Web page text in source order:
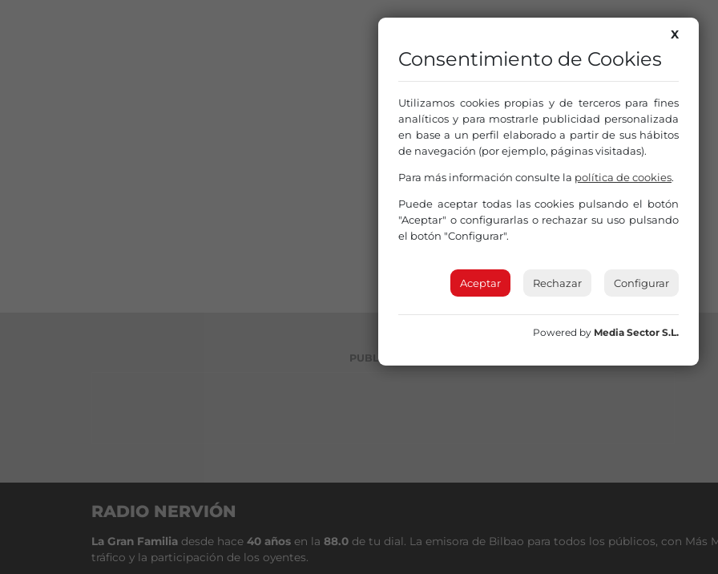
PUBLICIDAD
RADIO NERVIÓN
La Gran Familia desde hace 40 años en la 88.0 de tu dial. La emisora de Bilbao para todos los públicos, con Más
tráfico y la participación de los oyentes.
X
Consentimiento de Cookies
Utilizamos cookies propias y de terceros para fines
analíticos y para mostrarle publicidad personalizada
en base a un perfil elaborado a partir de sus hábitos
de navegación (por ejemplo, páginas visitadas).
Para más información consulte la política de cookies.
Puede aceptar todas las cookies pulsando el botón
"Aceptar" o configurarlas o rechazar su uso pulsando
el botón "Configurar".
Aceptar Rechazar Configurar
Powered by Media Sector S.L.